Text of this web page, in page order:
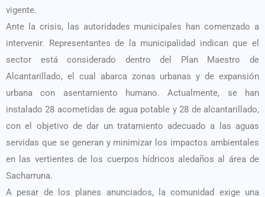
vigente.
Ante la crisis, las autoridades municipales han comenzado a
intervenir. Representantes de la municipalidad indican que el
sector está considerado dentro del Plan Maestro de
Alcantarillado, el cual abarca zonas urbanas y de expansión
urbana con asentamiento humano. Actualmente, se han
instalado 28 acometidas de agua potable y 28 de alcantarillado,
con el objetivo de dar un tratamiento adecuado a las aguas
servidas que se generan y minimizar los impactos ambientales
en las vertientes de los cuerpos hídricos aledaños al área de
Sacharruna.
A pesar de los planes anunciados, la comunidad exige una